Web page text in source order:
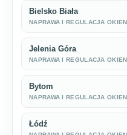
Bielsko Biała
NAPRAWA I REGULACJA OKIEN
Jelenia Góra
NAPRAWA I REGULACJA OKIEN
Bytom
NAPRAWA I REGULACJA OKIEN
Łódź